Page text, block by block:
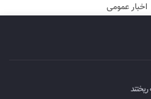
اخبار عمومی